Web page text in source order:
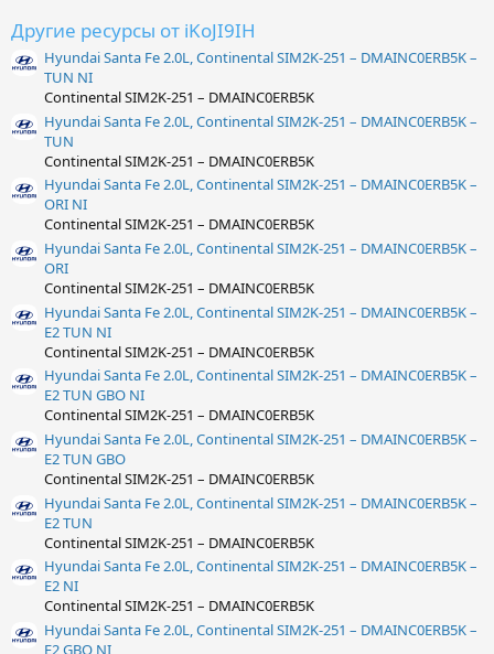
Другие ресурсы от iKoJI9IH
Hyundai Santa Fe 2.0L, Continental SIM2K-251 – DMAINC0ERB5K –
TUN NI
Continental SIM2K-251 – DMAINC0ERB5K
Hyundai Santa Fe 2.0L, Continental SIM2K-251 – DMAINC0ERB5K –
TUN
Continental SIM2K-251 – DMAINC0ERB5K
Hyundai Santa Fe 2.0L, Continental SIM2K-251 – DMAINC0ERB5K –
ORI NI
Continental SIM2K-251 – DMAINC0ERB5K
Hyundai Santa Fe 2.0L, Continental SIM2K-251 – DMAINC0ERB5K –
ORI
Continental SIM2K-251 – DMAINC0ERB5K
Hyundai Santa Fe 2.0L, Continental SIM2K-251 – DMAINC0ERB5K –
E2 TUN NI
Continental SIM2K-251 – DMAINC0ERB5K
Hyundai Santa Fe 2.0L, Continental SIM2K-251 – DMAINC0ERB5K –
E2 TUN GBO NI
Continental SIM2K-251 – DMAINC0ERB5K
Hyundai Santa Fe 2.0L, Continental SIM2K-251 – DMAINC0ERB5K –
E2 TUN GBO
Continental SIM2K-251 – DMAINC0ERB5K
Hyundai Santa Fe 2.0L, Continental SIM2K-251 – DMAINC0ERB5K –
E2 TUN
Continental SIM2K-251 – DMAINC0ERB5K
Hyundai Santa Fe 2.0L, Continental SIM2K-251 – DMAINC0ERB5K –
E2 NI
Continental SIM2K-251 – DMAINC0ERB5K
Hyundai Santa Fe 2.0L, Continental SIM2K-251 – DMAINC0ERB5K –
E2 GBO NI